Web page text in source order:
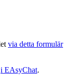
via detta formulär
i EAsyChat.